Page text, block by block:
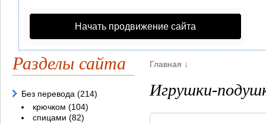
Начать продвижение сайта
Главная ↓
Игрушки-
Разделы сайта
Без перевода (214)
крючком (104)
спицами (82)